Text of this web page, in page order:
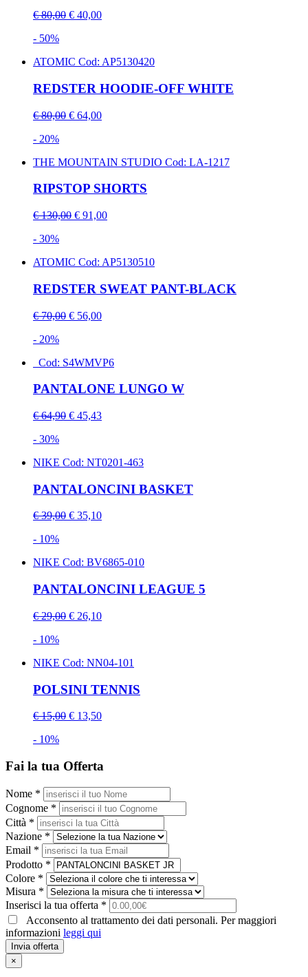
€ 80,00 € 40,00
- 50%
ATOMIC Cod: AP5130420
REDSTER HOODIE-OFF WHITE
€ 80,00 € 64,00
- 20%
THE MOUNTAIN STUDIO Cod: LA-1217
RIPSTOP SHORTS
€ 130,00 € 91,00
- 30%
ATOMIC Cod: AP5130510
REDSTER SWEAT PANT-BLACK
€ 70,00 € 56,00
- 20%
Cod: S4WMVP6
PANTALONE LUNGO W
€ 64,90 € 45,43
- 30%
NIKE Cod: NT0201-463
PANTALONCINI BASKET
€ 39,00 € 35,10
- 10%
NIKE Cod: BV6865-010
PANTALONCINI LEAGUE 5
€ 29,00 € 26,10
- 10%
NIKE Cod: NN04-101
POLSINI TENNIS
€ 15,00 € 13,50
- 10%
Fai la tua Offerta
Nome *
Cognome *
Città *
Nazione *
Email *
Prodotto *
Colore *
Misura *
Inserisci la tua offerta *
Acconsento al trattamento dei dati personali. Per maggiori
informazioni leggi qui
Invia offerta
×